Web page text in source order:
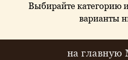
Выбирайте категорию
варианты
на главную